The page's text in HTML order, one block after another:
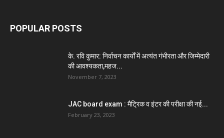
POPULAR POSTS
के. रवि कुमार: निर्वाचन कार्यों में अत्यंत गंभीरता और जिम्मेदारी
की आवश्यकता,महज...
November 7, 2023
JAC board exam : मैट्रिक व इंटर की परीक्षा की नई...
February 23, 2023